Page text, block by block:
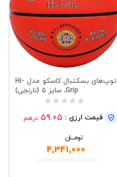
توپ‌های بسکتبال کاسکو مدل Hi-
Grip، سایز ۵ (نارنجی)
قیمت ارزی : 59.05 درهم
تومــــــان
4,341,000